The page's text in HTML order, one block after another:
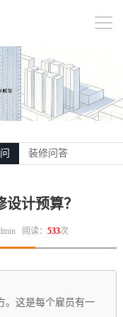
装修问答
计预算？
阅读：533次
。这是每个雇员有一